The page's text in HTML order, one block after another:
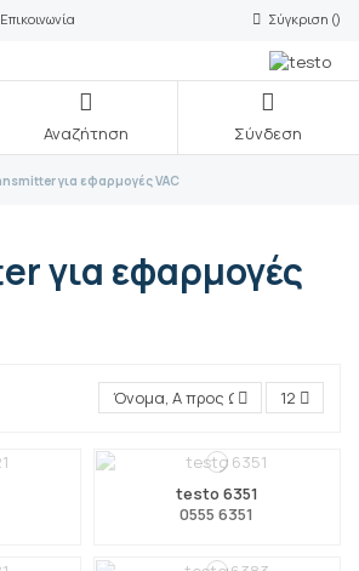
Επικοινωνία Σύγκριση ()
Αναζήτηση Σύνδεση
για εφαρμογές VAC
για εφαρμογές
Όνομα, Α προς Ω 12
testo 6351
0555 6351